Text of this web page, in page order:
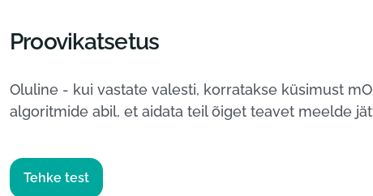
Proovikatsetus
Oluline - kui vastate valesti, korratakse küsimust
algoritmide abil, et aidata teil õiget teavet meelde
Tehke test